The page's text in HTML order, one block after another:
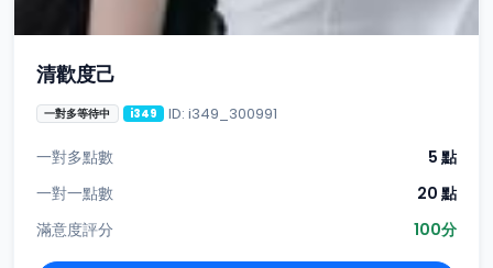
清歡度己
一對多等待中 i349 ID: i349_300991
一對多點數
5 點
一對一點數
20 點
滿意度評分
100分